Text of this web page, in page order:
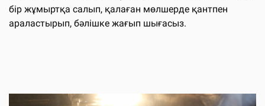
бір жұмыртқа салып, қалаған мөлшерде қантпен
араластырып, бәлішке жағып шығасыз.